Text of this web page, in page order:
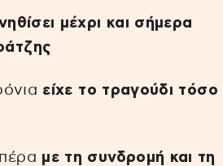
μέχρι και σήμερα
είχε το τραγούδι τόσο
με τη συνδρομή και τη